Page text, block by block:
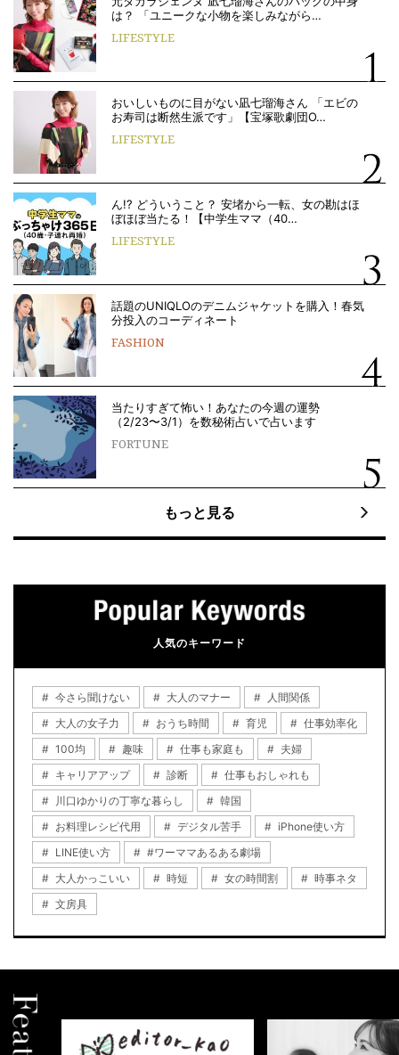
は？ 「ユニークな小物を楽しみながら…
LIFESTYLE
おいしいものに目がない凪七瑠海さん 「エビの
お寿司は断然生派です」【宝塚歌劇団O…
LIFESTYLE
ん!? どういうこと？ 安堵から一転、女の勘はほ
ぼほぼ当たる！【中学生ママ（40…
LIFESTYLE
話題のUNIQLOのデニムジャケットを購入！春気
分投入のコーディネート
FASHION
当たりすぎて怖い！あなたの今週の運勢
（2/23〜3/1）を数秘術占いで占います
FORTUNE
もっと見る
人気のキーワード
今さら聞けない 大人のマナー
人間関係
大人の女子力
おうち時間 育児
仕事効率化
100均
趣味 仕事も家庭も
夫婦
キャリアアップ
診断
仕事もおしゃれも
川口ゆかりの丁寧な暮らし
韓国
お料理レシピ代用
デジタル苦手
iPhone使い方
LINE使い方
#ワーママあるある劇場
大人かっこいい
時短 女の時間割
時事ネタ
文房具